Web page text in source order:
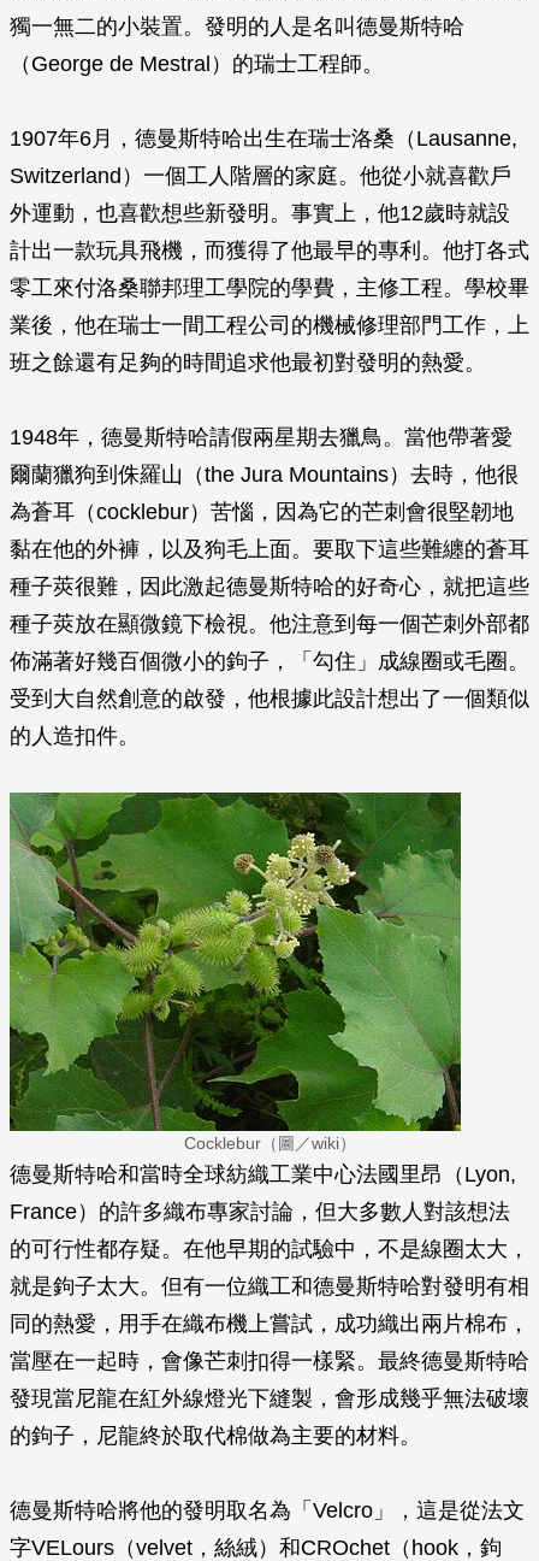
獨一無二的小裝置。發明的人是名叫德曼斯特哈
（George de Mestral）的瑞士工程師。
1907年6月，德曼斯特哈出生在瑞士洛桑（Lausanne,
Switzerland）一個工人階層的家庭。他從小就喜歡戶
外運動，也喜歡想些新發明。事實上，他12歲時就設
計出一款玩具飛機，而獲得了他最早的專利。他打各式
零工來付洛桑聯邦理工學院的學費，主修工程。學校畢
業後，他在瑞士一間工程公司的機械修理部門工作，上
班之餘還有足夠的時間追求他最初對發明的熱愛。
1948年，德曼斯特哈請假兩星期去獵鳥。當他帶著愛
爾蘭獵狗到侏羅山（the Jura Mountains）去時，他很
為蒼耳（cocklebur）苦惱，因為它的芒刺會很堅韌地
黏在他的外褲，以及狗毛上面。要取下這些難纏的蒼耳
種子莢很難，因此激起德曼斯特哈的好奇心，就把這些
種子莢放在顯微鏡下檢視。他注意到每一個芒刺外部都
佈滿著好幾百個微小的鉤子，「勾住」成線圈或毛圈。
受到大自然創意的啟發，他根據此設計想出了一個類似
的人造扣件。
Cocklebur（圖／wiki）
德曼斯特哈和當時全球紡織工業中心法國里昂（Lyon,
France）的許多織布專家討論，但大多數人對該想法
的可行性都存疑。在他早期的試驗中，不是線圈太大，
就是鉤子太大。但有一位織工和德曼斯特哈對發明有相
同的熱愛，用手在織布機上嘗試，成功織出兩片棉布，
當壓在一起時，會像芒刺扣得一樣緊。最終德曼斯特哈
發現當尼龍在紅外線燈光下縫製，會形成幾乎無法破壞
的鉤子，尼龍終於取代棉做為主要的材料。
德曼斯特哈將他的發明取名為「Velcro」，這是從法文
字VELours（velvet，絲絨）和CROchet（hook，鉤